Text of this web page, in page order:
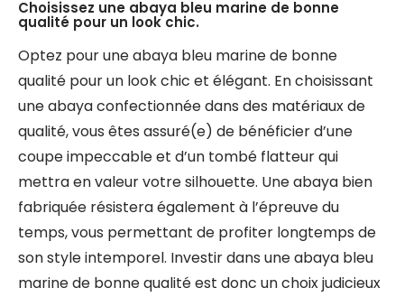
Choisissez une abaya bleu marine de bonne
qualité pour un look chic.
Optez pour une abaya bleu marine de bonne
qualité pour un look chic et élégant. En choisissant
une abaya confectionnée dans des matériaux de
qualité, vous êtes assuré(e) de bénéficier d’une
coupe impeccable et d’un tombé flatteur qui
mettra en valeur votre silhouette. Une abaya bien
fabriquée résistera également à l’épreuve du
temps, vous permettant de profiter longtemps de
son style intemporel. Investir dans une abaya bleu
marine de bonne qualité est donc un choix judicieux